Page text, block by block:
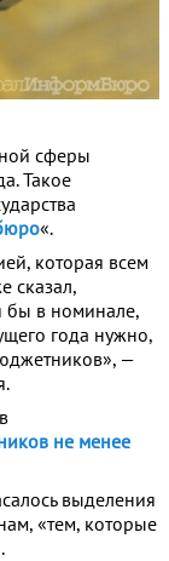
сферы
Такое
«.
которая всем
сказал,
бы в номинале,
года нужно,
—
не менее
выделения
«тем, которые